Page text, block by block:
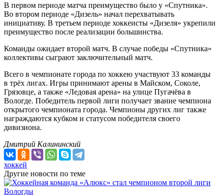
В первом периоде матча преимущество было у «Спутника».
Во втором периоде «Дизель» начал перехватывать
инициативу. В третьем периоде хоккеисты «Дизеля» укрепили
преимущество после реализации большинства.
Команды ожидает второй матч. В случае победы «Спутника»
коллективы сыграют заключительный матч.
Всего в чемпионате города по хоккею участвуют 33 команды
в трёх лигах. Игры принимают арены в Майском, Соколе,
Грязовце, а также «Ледовая арена» на улице Пугачёва в
Вологде. Победитель первой лиги получает звание чемпиона
открытого чемпионата города. Чемпионы других лиг также
награждаются кубком и статусом победителя своего
дивизиона.
Дмитрий Калининский
хоккей
Другие новости по теме